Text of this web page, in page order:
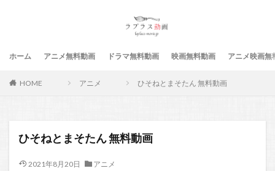
ホーム アニメ無料動画 ドラマ無料動画 映画無料動画 アニメ映画無
HOME アニメ ひそねとまそたん 無料動画
ひそねとまそたん 無料動画
2021年8月20日 アニメ